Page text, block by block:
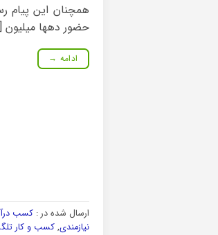
همچنان این پیام
حضور دهها میلیون
ادامه →
ارسال شده در :کسب
نیازمندی,کسب و کار